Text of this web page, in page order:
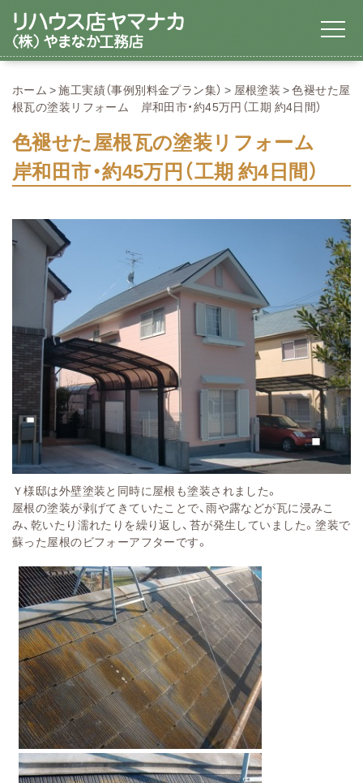
ホーム 施工実績（事例別料金プラン集） 屋根塗装
色褪せた屋
根瓦の塗装リフォーム 岸和田市・約45万円（工期 約4日間）
色褪せた屋根瓦の塗装リフォーム
岸和田市・約45万円（工期 約4日間）
Ｙ様邸は外壁塗装と同時に屋根も塗装されました。
屋根の塗装が剥げてきていたことで、雨や露などが瓦に浸みこ
み、乾いたり濡れたりを繰り返し、苔が発生していました。塗装で
蘇った屋根のビフォーアフターです。